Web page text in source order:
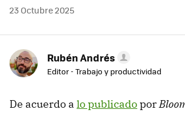
23 Octubre 2025
Rubén Andrés
Editor - Trabajo y productividad
De acuerdo a lo publicadopor